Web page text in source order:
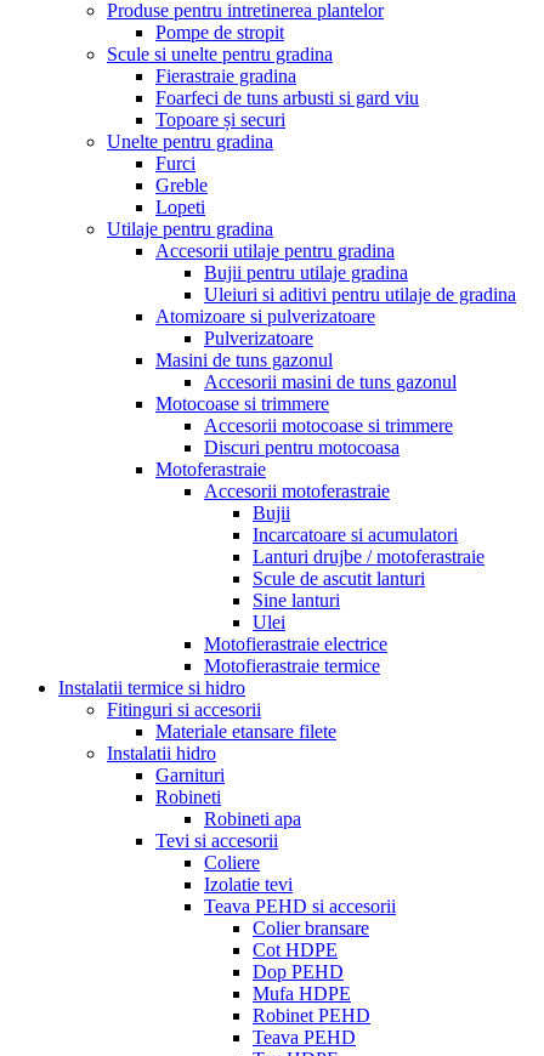
Produse pentru intretinerea plantelor
Pompe de stropit
Scule si unelte pentru gradina
Fierastraie gradina
Foarfeci de tuns arbusti si gard viu
Topoare și securi
Unelte pentru gradina
Furci
Greble
Lopeti
Utilaje pentru gradina
Accesorii utilaje pentru gradina
Bujii pentru utilaje gradina
Uleiuri si aditivi pentru utilaje de gradina
Atomizoare si pulverizatoare
Pulverizatoare
Masini de tuns gazonul
Accesorii masini de tuns gazonul
Motocoase si trimmere
Accesorii motocoase si trimmere
Discuri pentru motocoasa
Motoferastraie
Accesorii motoferastraie
Bujii
Incarcatoare si acumulatori
Lanturi drujbe / motoferastraie
Scule de ascutit lanturi
Sine lanturi
Ulei
Motofierastraie electrice
Motofierastraie termice
Instalatii termice si hidro
Fitinguri si accesorii
Materiale etansare filete
Instalatii hidro
Garnituri
Robineti
Robineti apa
Tevi si accesorii
Coliere
Izolatie tevi
Teava PEHD si accesorii
Colier bransare
Cot HDPE
Dop PEHD
Mufa HDPE
Robinet PEHD
Teava PEHD